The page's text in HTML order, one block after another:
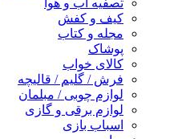
تصفیه آب و هوا
کیف و کفش
مجله و کتاب
پوشاک
کالای خواب
فرش / گلیم / قالیچه
لوازم چوبی / مبلمان
لوازم برقی و گازی
اسباب بازی